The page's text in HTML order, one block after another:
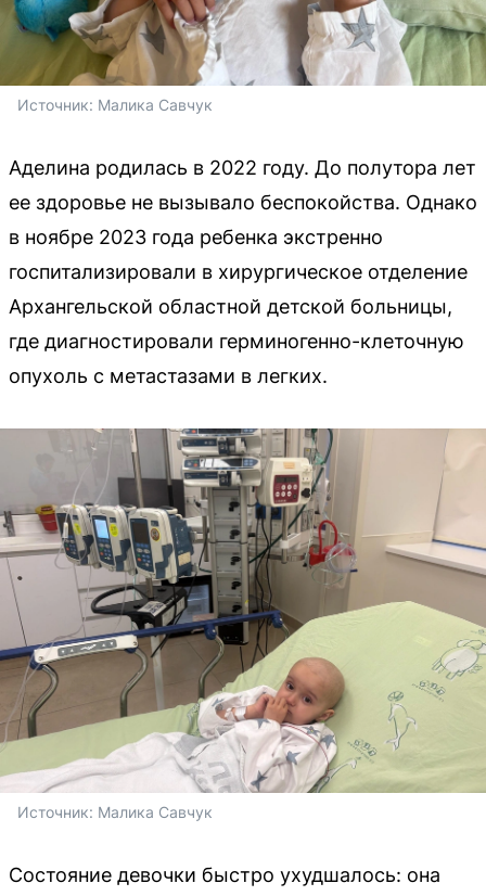
Источник: Малика Савчук
Аделина родилась в 2022 году. До полутора лет
ее здоровье не вызывало беспокойства. Однако
в ноябре 2023 года ребенка экстренно
госпитализировали в хирургическое отделение
Архангельской областной детской больницы,
где диагностировали герминогенно-клеточную
опухоль с метастазами в легких.
Источник: Малика Савчук
Состояние девочки быстро ухудшалось: она